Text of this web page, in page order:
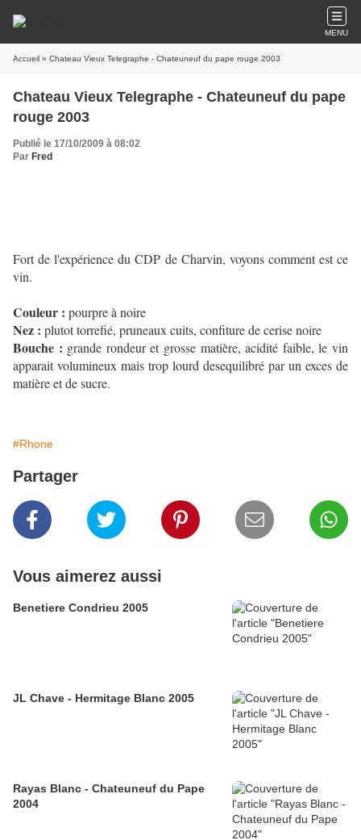
MENU
Accueil » Chateau Vieux Telegraphe - Chateuneuf du pape rouge 2003
Chateau Vieux Telegraphe - Chateuneuf du pape
rouge 2003
Publié le 17/10/2009 à 08:02
Par Fred
Fort de l'expérience du CDP de Charvin, voyons comment est ce
vin.
Couleur : pourpre à noire
Nez : plutot torrefié, pruneaux cuits, confiture de cerise noire
Bouche : grande rondeur et grosse matière, acidité faible, le vin
apparait volumineux mais trop lourd desequilibré par un exces de
matière et de sucre.
#Rhone
Partager
Vous aimerez aussi
Benetiere Condrieu 2005
JL Chave - Hermitage Blanc 2005
Rayas Blanc - Chateuneuf du Pape
2004